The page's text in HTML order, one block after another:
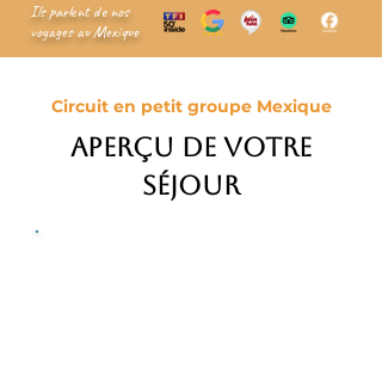
Ils parlent de nos
voyages au Mexique
Circuit en petit groupe Mexique
Aperçu de votre
séjour